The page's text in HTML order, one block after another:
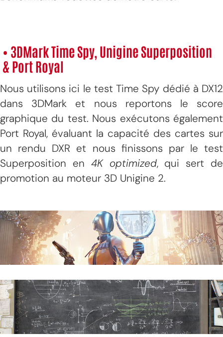
• 3DMark Time Spy, Unigine Superposition
& Port Royal
Nous utilisons ici le test Time Spy dédié à DX12
dans 3DMark et nous reportons le score
graphique du test. Nous exécutons également
Port Royal, évaluant la capacité des cartes sur
un rendu DXR et nous finissons par le test
Superposition en 4K optimized, qui sert de
promotion au moteur 3D Unigine 2.